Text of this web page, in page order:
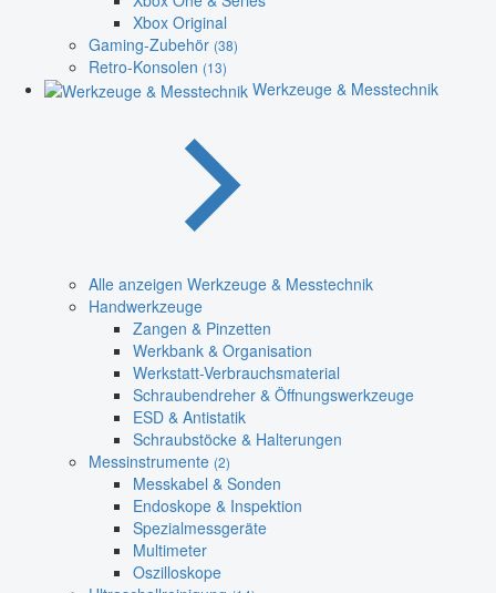
Xbox Original
Gaming-Zubehör (38)
Retro-Konsolen (13)
Werkzeuge & Messtechnik
Alle anzeigen Werkzeuge & Messtechnik
Handwerkzeuge
Zangen & Pinzetten
Werkbank & Organisation
Werkstatt-Verbrauchsmaterial
Schraubendreher & Öffnungswerkzeuge
ESD & Antistatik
Schraubstöcke & Halterungen
Messinstrumente (2)
Messkabel & Sonden
Endoskope & Inspektion
Spezialmessgeräte
Multimeter
Oszilloskope